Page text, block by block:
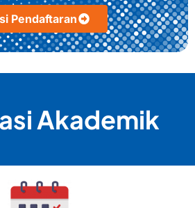
Pendaftaran
Akademik